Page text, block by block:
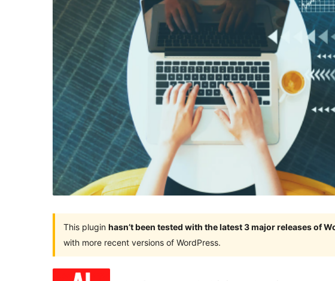
This plugin hasn’t been tested with the latest 3 major releases of
with more recent versions of WordPress.